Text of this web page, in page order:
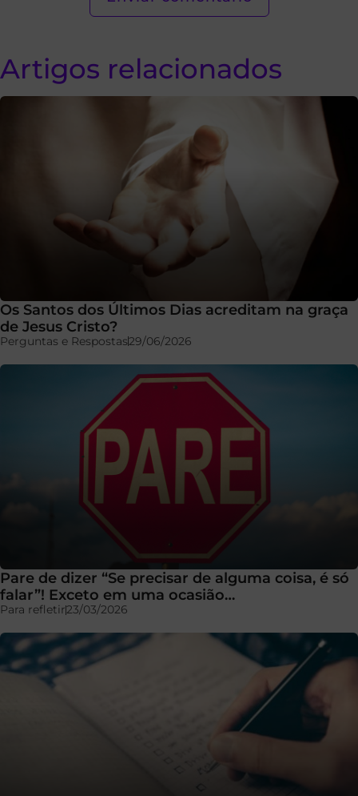
Artigos relacionados
Os Santos dos Últimos Dias acreditam na graça
de Jesus Cristo?
Perguntas e Respostas29/06/2026
Pare de dizer “Se precisar de alguma coisa, é só
falar”! Exceto em uma ocasião…
Para refletir23/03/2026